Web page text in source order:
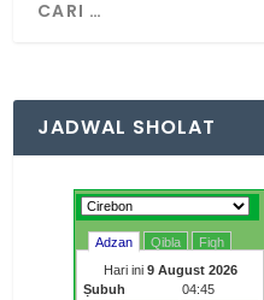
JADWAL SHOLAT